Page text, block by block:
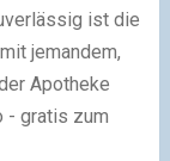
ist die
jemandem,
Apotheke
- gratis zum